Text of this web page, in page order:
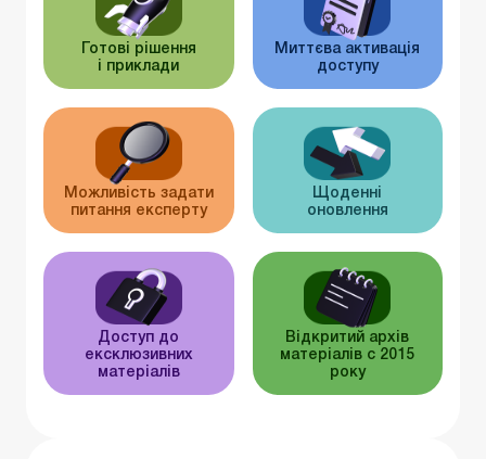
Готові рішення
і приклади
Миттєва активація
доступу
Можливість задати
питання експерту
Щоденні
оновлення
Доступ до
ексклюзивних
матеріалів
Відкритий архів
матеріалів c 2015
року